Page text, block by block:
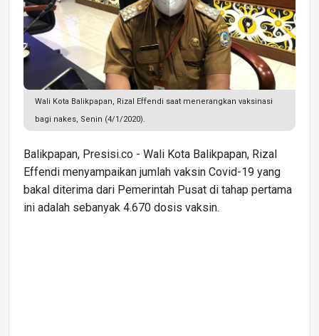
Wali Kota Balikpapan, Rizal Effendi saat menerangkan vaksinasi
bagi nakes, Senin (4/1/2020).
Balikpapan, Presisi.co - Wali Kota Balikpapan, Rizal
Effendi menyampaikan jumlah vaksin Covid-19 yang
bakal diterima dari Pemerintah Pusat di tahap pertama
ini adalah sebanyak 4.670 dosis vaksin.